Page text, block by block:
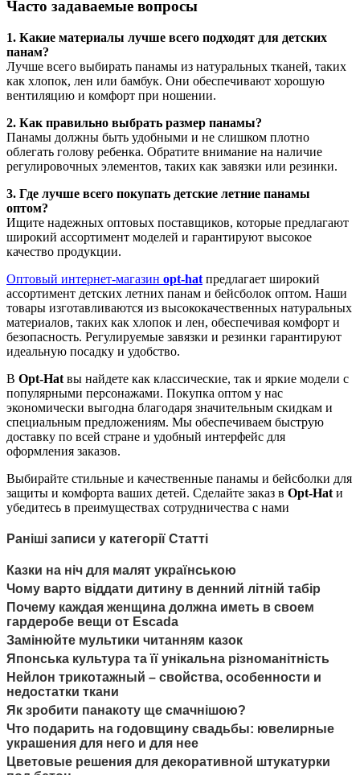
Часто задаваемые вопросы
1. Какие материалы лучше всего подходят для детских
панам?
Лучше всего выбирать панамы из натуральных тканей, таких
как хлопок, лен или бамбук. Они обеспечивают хорошую
вентиляцию и комфорт при ношении.
2. Как правильно выбрать размер панамы?
Панамы должны быть удобными и не слишком плотно
облегать голову ребенка. Обратите внимание на наличие
регулировочных элементов, таких как завязки или резинки.
3. Где лучше всего покупать детские летние панамы
оптом?
Ищите надежных оптовых поставщиков, которые предлагают
широкий ассортимент моделей и гарантируют высокое
качество продукции.
Оптовый интернет-магазин opt-hat предлагает широкий
ассортимент детских летних панам и бейсболок оптом. Наши
товары изготавливаются из высококачественных натуральных
материалов, таких как хлопок и лен, обеспечивая комфорт и
безопасность. Регулируемые завязки и резинки гарантируют
идеальную посадку и удобство.
В Opt-Hat вы найдете как классические, так и яркие модели с
популярными персонажами. Покупка оптом у нас
экономически выгодна благодаря значительным скидкам и
специальным предложениям. Мы обеспечиваем быструю
доставку по всей стране и удобный интерфейс для
оформления заказов.
Выбирайте стильные и качественные панамы и бейсболки для
защиты и комфорта ваших детей. Сделайте заказ в Opt-Hat и
убедитесь в преимуществах сотрудничества с нами
Раніші записи у категорії Статті
Казки на ніч для малят українською
Чому варто віддати дитину в денний літній табір
Почему каждая женщина должна иметь в своем
гардеробе вещи от Escada
Замінюйте мультики читанням казок
Японська культура та її унікальна різноманітність
Нейлон трикотажный – свойства, особенности и
недостатки ткани
Як зробити панакоту ще смачнішою?
Что подарить на годовщину свадьбы: ювелирные
украшения для него и для нее
Цветовые решения для декоративной штукатурки